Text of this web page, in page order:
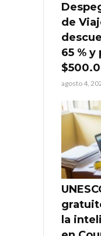
de
65 %
agosto 4,
la